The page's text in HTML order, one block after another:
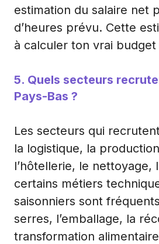
estimation du salaire net
d’heures prévu. Cette
à calculer ton vrai budget
5. Quels secteurs
Pays-Bas ?
Les secteurs qui
la logistique, la
l’hôtellerie, le nettoyage,
certains métiers
saisonniers sont
serres, l’emballage, la
transformation